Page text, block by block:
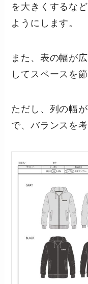
を大きくするな
ようにします。
また、表の幅が
してスペースを
ただし、列の幅
で、バランスを